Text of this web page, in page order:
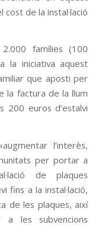
de la instal·lació
famílies (100
la iniciativa aquest
que aposti per
la factura de la llum
200 euros d’estalvi
l’interès,
per portar a
de plaques
fins a la instal·lació,
de les plaques, així
les subvencions